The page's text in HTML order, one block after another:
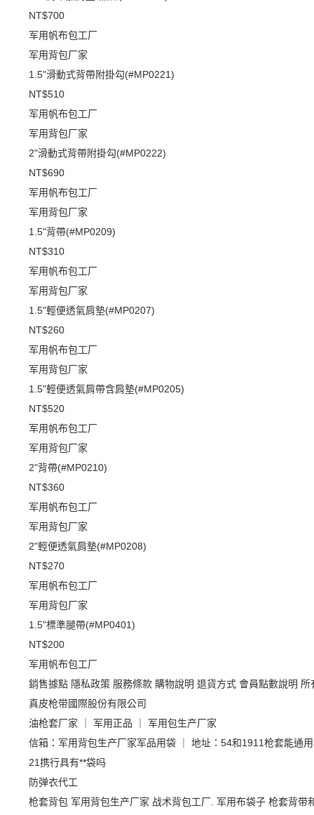
NT$700
军用帆布包工厂
军用背包厂家
1.5"滑動式背帶附掛勾(#MP0221)
NT$510
军用帆布包工厂
军用背包厂家
2"滑動式背帶附掛勾(#MP0222)
NT$690
军用帆布包工厂
军用背包厂家
1.5"背帶(#MP0209)
NT$310
军用帆布包工厂
军用背包厂家
1.5"輕便透氣肩墊(#MP0207)
NT$260
军用帆布包工厂
军用背包厂家
1.5"輕便透氣肩帶含肩墊(#MP0205)
NT$520
军用帆布包工厂
军用背包厂家
2"背帶(#MP0210)
NT$360
军用帆布包工厂
军用背包厂家
2"輕便透氣肩墊(#MP0208)
NT$270
军用帆布包工厂
军用背包厂家
1.5"標準腿帶(#MP0401)
NT$200
军用帆布包工厂
銷售據點 隱私政策 服務條款 購物說明 退貨方式 會員點數說明 所
真皮枪带國際股份有限公司
油枪套厂家 ｜ 军用正品 ｜ 军用包生产厂家
信箱：军用背包生产厂家军品用袋 ｜ 地址：54和1911枪套能通
21携行具有**袋吗
防弹衣代工
枪套背包 军用背包生产厂家 战术背包工厂. 军用布袋子 枪套背带